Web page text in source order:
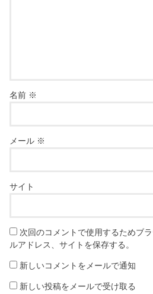
名前 ※
メール ※
サイト
次回のコメントで使用するためブ
ルアドレス、サイトを保存する。
新しいコメントをメールで通知
新しい投稿をメールで受け取る